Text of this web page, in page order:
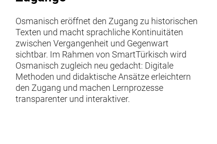
Osmanisch eröffnet den Zugang zu historischen
Texten und macht sprachliche Kontinuitäten
zwischen Vergangenheit und Gegenwart
sichtbar. Im Rahmen von SmartTürkisch wird
Osmanisch zugleich neu gedacht: Digitale
Methoden und didaktische Ansätze erleichtern
den Zugang und machen Lernprozesse
transparenter und interaktiver.